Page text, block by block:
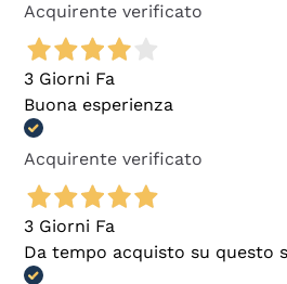
Acquirente verificato
3 Giorni Fa
Buona esperienza
Acquirente verificato
3 Giorni Fa
Da tempo acquisto su questo